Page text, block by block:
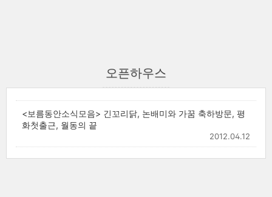
오픈하우스
<보름동안소식모음> 긴꼬리닭, 논배미와 가꿈 축하방문, 평
화첫출근, 월동의 끝
2012.04.12